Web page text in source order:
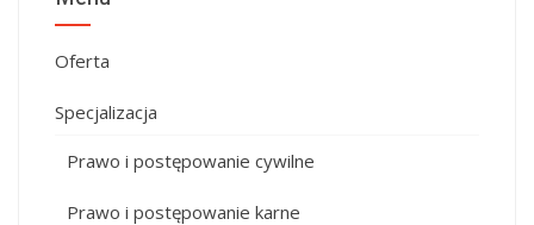
Oferta
Specjalizacja
Prawo i postępowanie cywilne
Prawo i postępowanie karne